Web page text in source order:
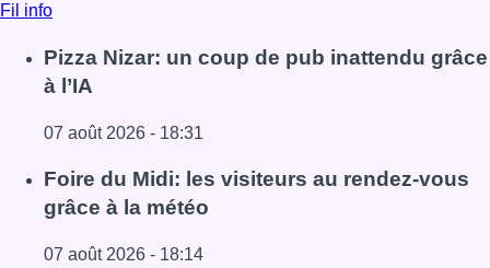
Fil info
Pizza Nizar: un coup de pub inattendu grâce
à l’IA
07 août 2026 - 18:31
Lire l'article Pizza Nizar: un coup de pub inattendu grâce
Foire du Midi: les visiteurs au rendez-vous
grâce à la météo
07 août 2026 - 18:14